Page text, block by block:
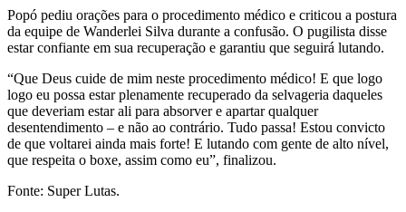
Popó pediu orações para o procedimento médico e criticou a postura
da equipe de Wanderlei Silva durante a confusão. O pugilista disse
estar confiante em sua recuperação e garantiu que seguirá lutando.
“Que Deus cuide de mim neste procedimento médico! E que logo
logo eu possa estar plenamente recuperado da selvageria daqueles
que deveriam estar ali para absorver e apartar qualquer
desentendimento – e não ao contrário. Tudo passa! Estou convicto
de que voltarei ainda mais forte! E lutando com gente de alto nível,
que respeita o boxe, assim como eu”, finalizou.
Fonte: Super Lutas.